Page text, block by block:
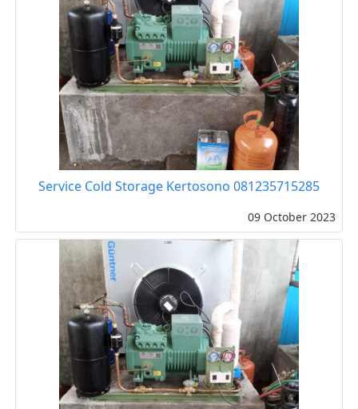
Service Cold Storage Kertosono 081235715285
09 October 2023